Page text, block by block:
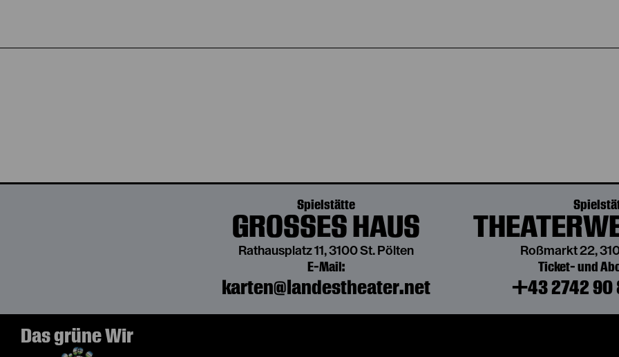
Spielstätte
GROSSES HAUS
Rathausplatz 11, 3100 St. Pölten Roßmarkt 22,
Ticket- und
+43 2742 90
E-Mail:
karten@landestheater.net
Das grüne Wir